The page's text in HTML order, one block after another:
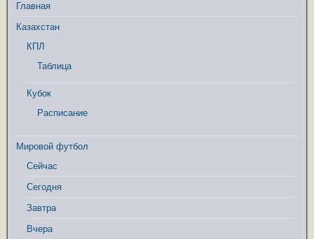
Главная
Казахстан
КПЛ
Таблица
Кубок
Расписание
Мировой футбол
Сейчас
Сегодня
Завтра
Вчера